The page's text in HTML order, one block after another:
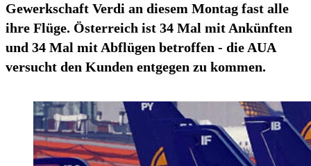
Gewerkschaft Verdi an diesem Montag fast alle
ihre Flüge. Österreich ist 34 Mal mit Ankünften
und 34 Mal mit Abflügen betroffen - die AUA
versucht den Kunden entgegen zu kommen.